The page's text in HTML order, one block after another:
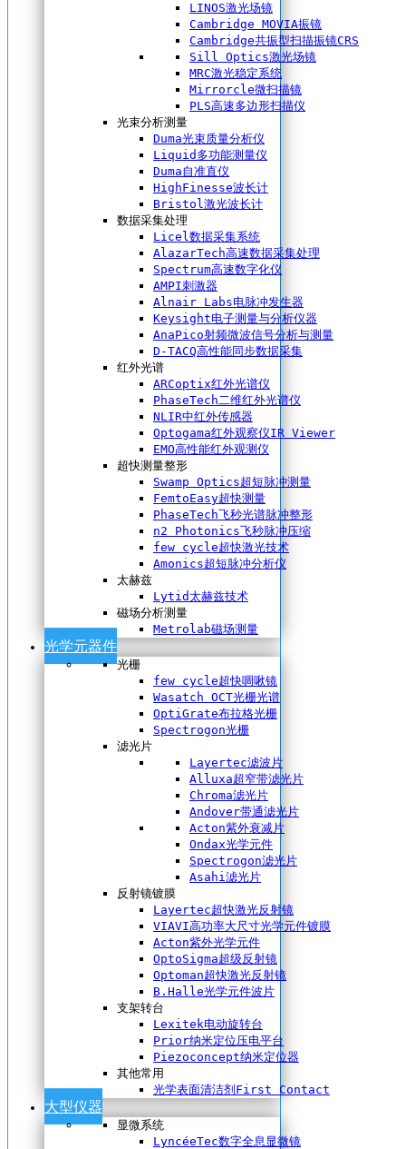
LINOS激光场镜
Cambridge MOVIA振镜
Cambridge共振型扫描振镜CRS
Sill Optics激光场镜
MRC激光稳定系统
Mirrorcle微扫描镜
PLS高速多边形扫描仪
光束分析测量
Duma光束质量分析仪
Liquid多功能测量仪
Duma自准直仪
HighFinesse波长计
Bristol激光波长计
数据采集处理
Licel数据采集系统
AlazarTech高速数据采集处理
Spectrum高速数字化仪
AMPI刺激器
Alnair Labs电脉冲发生器
Keysight电子测量与分析仪器
AnaPico射频微波信号分析与测量
D-TACQ高性能同步数据采集
红外光谱
ARCoptix红外光谱仪
PhaseTech二维红外光谱仪
NLIR中红外传感器
Optogama红外观察仪IR Viewer
EMO高性能红外观测仪
超快测量整形
Swamp Optics超短脉冲测量
FemtoEasy超快测量
PhaseTech飞秒光谱脉冲整形
n2 Photonics飞秒脉冲压缩
few cycle超快激光技术
Amonics超短脉冲分析仪
太赫兹
Lytid太赫兹技术
磁场分析测量
Metrolab磁场测量
光学元器件
光栅
few cycle超快啁啾镜
Wasatch OCT光栅光谱
OptiGrate布拉格光栅
Spectrogon光栅
滤光片
Layertec滤波片
Alluxa超窄带滤光片
Chroma滤光片
Andover带通滤光片
Acton紫外衰减片
Ondax光学元件
Spectrogon滤光片
Asahi滤光片
反射镜镀膜
Layertec超快激光反射镜
VIAVI高功率大尺寸光学元件镀膜
Acton紫外光学元件
OptoSigma超级反射镜
Optoman超快激光反射镜
B.Halle光学元件波片
支架转台
Lexitek电动旋转台
Prior纳米定位压电平台
Piezoconcept纳米定位器
其他常用
光学表面清洁剂First Contact
大型仪器
显微系统
LyncéeTec数字全息显微镜